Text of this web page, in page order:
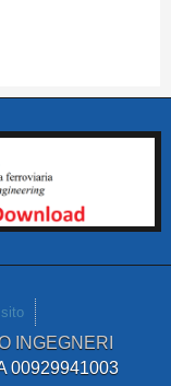
INGEGNERI
00929941003